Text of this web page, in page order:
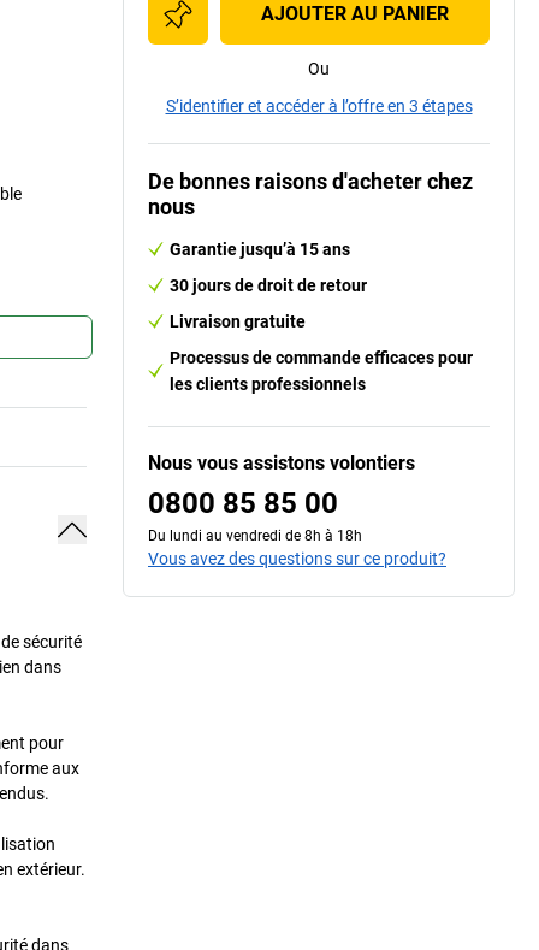
sécurité
dans
pour
aux
extérieur.
dans
AJOUTER AU PANIER
Ou
S’identifier et accéder à l’offre en 3 étapes
De bonnes raisons d'acheter chez
nous
Garantie jusqu’à 15 ans
30 jours de droit de retour
Livraison gratuite
Processus de commande efficaces pour
les clients professionnels
Nous vous assistons volontiers
0800 85 85 00
Du lundi au vendredi de 8h à 18h
Vous avez des questions sur ce produit?